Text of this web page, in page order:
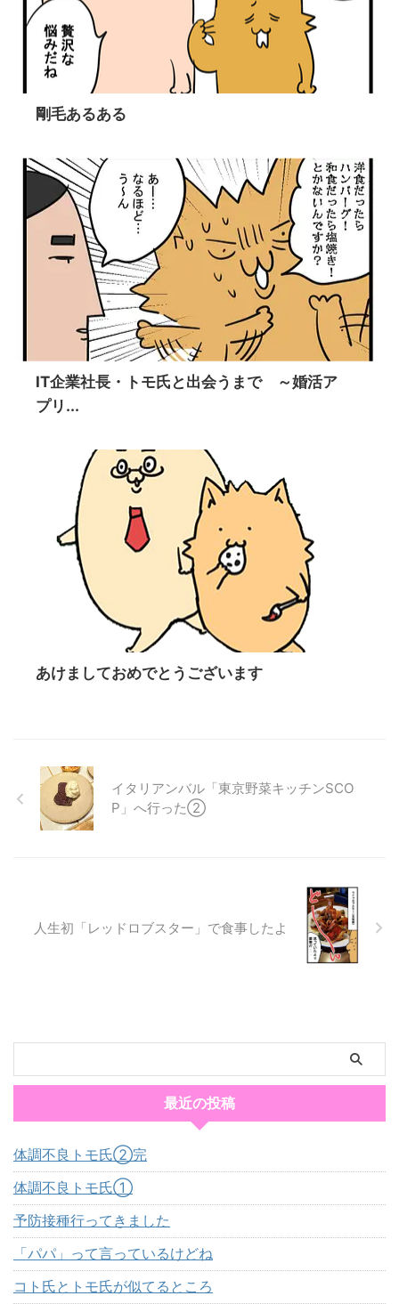
剛毛あるある
IT企業社長・トモ氏と出会うまで ～婚活ア
プリ...
あけましておめでとうございます
イタリアンバル「東京野菜キッチンSCO
P」へ行った②
人生初「レッドロブスター」で食事したよ
最近の投稿
体調不良トモ氏②完
体調不良トモ氏①
予防接種行ってきました
「パパ」って言っているけどね
コト氏とトモ氏が似てるところ